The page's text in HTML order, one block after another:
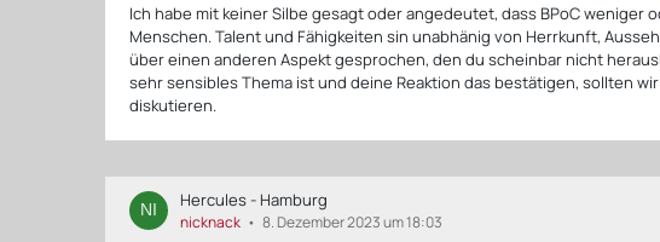
Ich habe mit keiner Silbe gesagt oder angedeutet, dass BPoC weniger
Menschen. Talent und Fähigkeiten sin unabhänig von Herrkunft,
über einen anderen Aspekt gesprochen, den du scheinbar nicht
sehr sensibles Thema ist und deine Reaktion das bestätigen, sollten
diskutieren.
Hercules - Hamburg
nicknack 8. Dezember 2023 um 18:03